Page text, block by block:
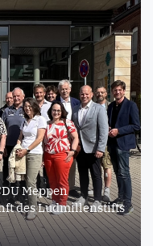
Meppen
des Ludmillenstifts